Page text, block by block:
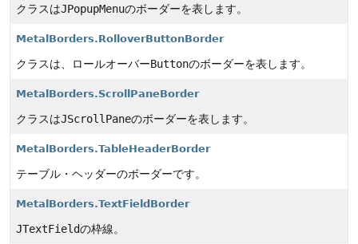
クラスはJPopupMenuのボーダーを表します。
MetalBorders.RolloverButtonBorder
クラスは、ロールオーバーButtonのボーダーを表します。
MetalBorders.ScrollPaneBorder
クラスはJScrollPaneのボーダーを表します。
MetalBorders.TableHeaderBorder
テーブル・ヘッダーのボーダーです。
MetalBorders.TextFieldBorder
JTextFieldの枠線。